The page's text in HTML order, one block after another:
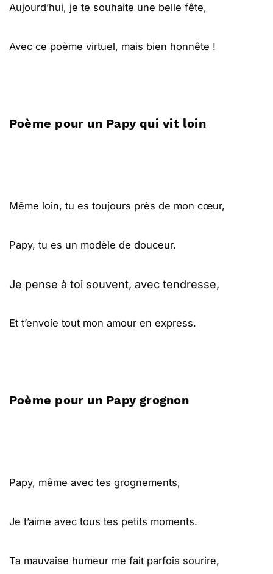
Aujourd’hui, je te souhaite une belle fête,
Avec ce poème virtuel, mais bien honnête !
Poème pour un Papy qui vit loin
Même loin, tu es toujours près de mon cœur,
Papy, tu es un modèle de douceur.
Je pense à toi souvent, avec tendresse,
Et t’envoie tout mon amour en express.
Poème pour un Papy grognon
Papy, même avec tes grognements,
Je t’aime avec tous tes petits moments.
Ta mauvaise humeur me fait parfois sourire,